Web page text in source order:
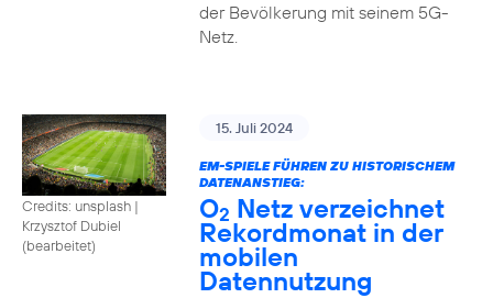
der Bevölkerung mit seinem 5G-
Netz.
Credits: unsplash |
Krzysztof Dubiel
(bearbeitet)
15. Juli 2024
EM-SPIELE FÜHREN ZU HISTORISCHEM
DATENANSTIEG:
O2 Netz verzeichnet
Rekordmonat in der
mobilen
Datennutzung